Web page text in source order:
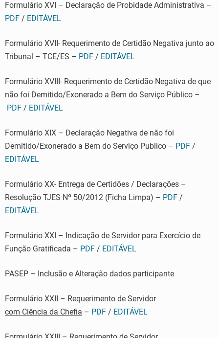
Formulário XVI – Declaração de Probidade Administrativa –
PDF / EDITÁVEL
Formulário XVII- Requerimento de Certidão Negativa junto ao
Tribunal – TCE/ES – PDF / EDITÁVEL
Formulário XVIII- Requerimento de Certidão Negativa de que
não foi Demitido/Exonerado a Bem do Serviço Público –
PDF / EDITÁVEL
Formulário XIX – Declaração Negativa de não foi
Demitido/Exonerado a Bem do Serviço Publico – PDF /
EDITÁVEL
Formulário XX- Entrega de Certidões / Declarações –
Resolução TJES Nº 50/2012 (Ficha Limpa) – PDF /
EDITÁVEL
Formulário XXI – Indicação de Servidor para Exercício de
Função Gratificada – PDF / EDITÁVEL
PASEP – Inclusão e Alteração dados participante
Formulário XXII – Requerimento de Servidor
com Ciência da Chefia – PDF / EDITÁVEL